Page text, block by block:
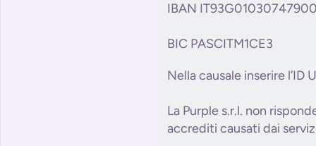
IBAN
BIC PASCITM1CE3
Nella causale inserire l’ID
La Purple s.r.l. non
accrediti causati dai